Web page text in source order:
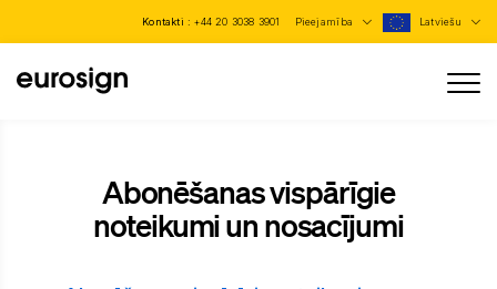
Kontakti :+44 20 3038 3901 Pieejamība Latviešu
Abonēšanas vispārīgie
noteikumi un nosacījumi